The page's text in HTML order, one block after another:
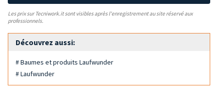
Les prix sur Tecniwork.it sont visibles après l'enregistrement au site réservé aux
professionnels.
Découvrez aussi:
# Baumes et produits Laufwunder
# Laufwunder